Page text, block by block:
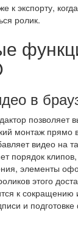
к экспорту,
ролик.
в
позволяет
монтаж прямо
видео на
порядок клипов,
элементы
этого
к
и